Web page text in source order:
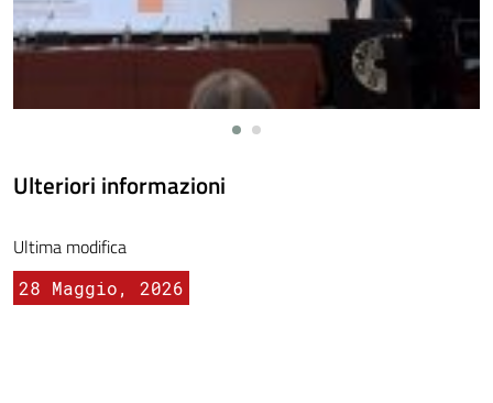
Ulteriori informazioni
Ultima modifica
28 Maggio, 2026